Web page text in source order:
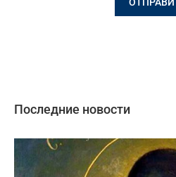
Последние новости